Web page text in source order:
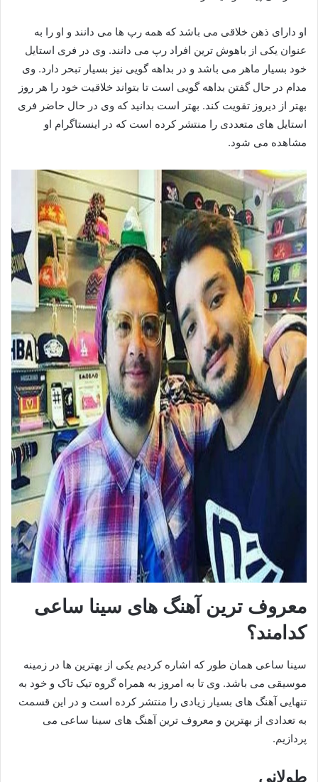
او دارای ذهن خلاقی می باشد که همه رپ ها می دانند و او را به
عنوان یکی از باهوش ترین افراد رپ می دانند. وی در فری استایل
خود بسیار ماهر می باشد و در بداهه گویی نیز بسیار تبحر دارد. وی
مدام در حال گفتن بداهه گویی است تا بتواند خلاقیت خود را هر روز
بهتر از دیروز تقویت کند. بهتر است بدانید که وی در حال حاضر فری
استایل های متعددی را منتشر کرده است که در اینستاگرام او
مشاهده می شود.
معروف ترین آهنگ های سینا ساعی
کدامند؟
سینا ساعی همان طور که اشاره کردیم یکی از بهترین ها در زمینه
موسیقی می باشد. وی تا به امروز به همراه گروه تیک تاک و خود به
تنهایی آهنگ های بسیار زیادی را منتشر کرده است و در این قسمت
به تعدادی از بهترین و معروف ترین آهنگ های سینا ساعی می
پردازیم.
طولانی